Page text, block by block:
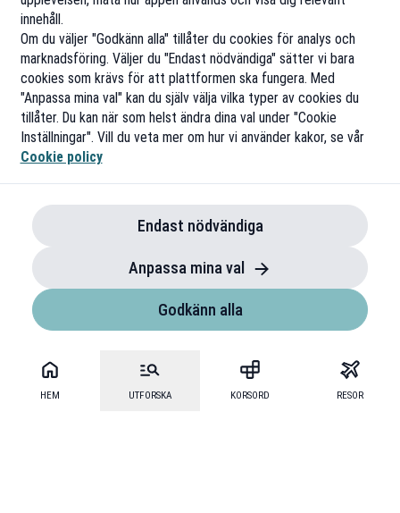
HEM UTFORSKA KORSORD RESOR
innehåll.
Om du väljer "Godkänn alla" tillåter du cookies för analys och
marknadsföring. Väljer du "Endast nödvändiga" sätter vi bara
cookies som krävs för att plattformen ska fungera. Med
"Anpassa mina val" kan du själv välja vilka typer av cookies du
tillåter. Du kan när som helst ändra dina val under "Cookie
Inställningar". Vill du veta mer om hur vi använder kakor, se vår
Cookie policy
Endast nödvändiga
Anpassa mina val
Godkänn alla